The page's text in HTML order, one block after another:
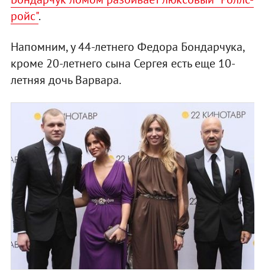
ройс".
Напомним, у 44-летнего Федора Бондарчука,
кроме 20-летнего сына Сергея есть еще 10-
летняя дочь Варвара.